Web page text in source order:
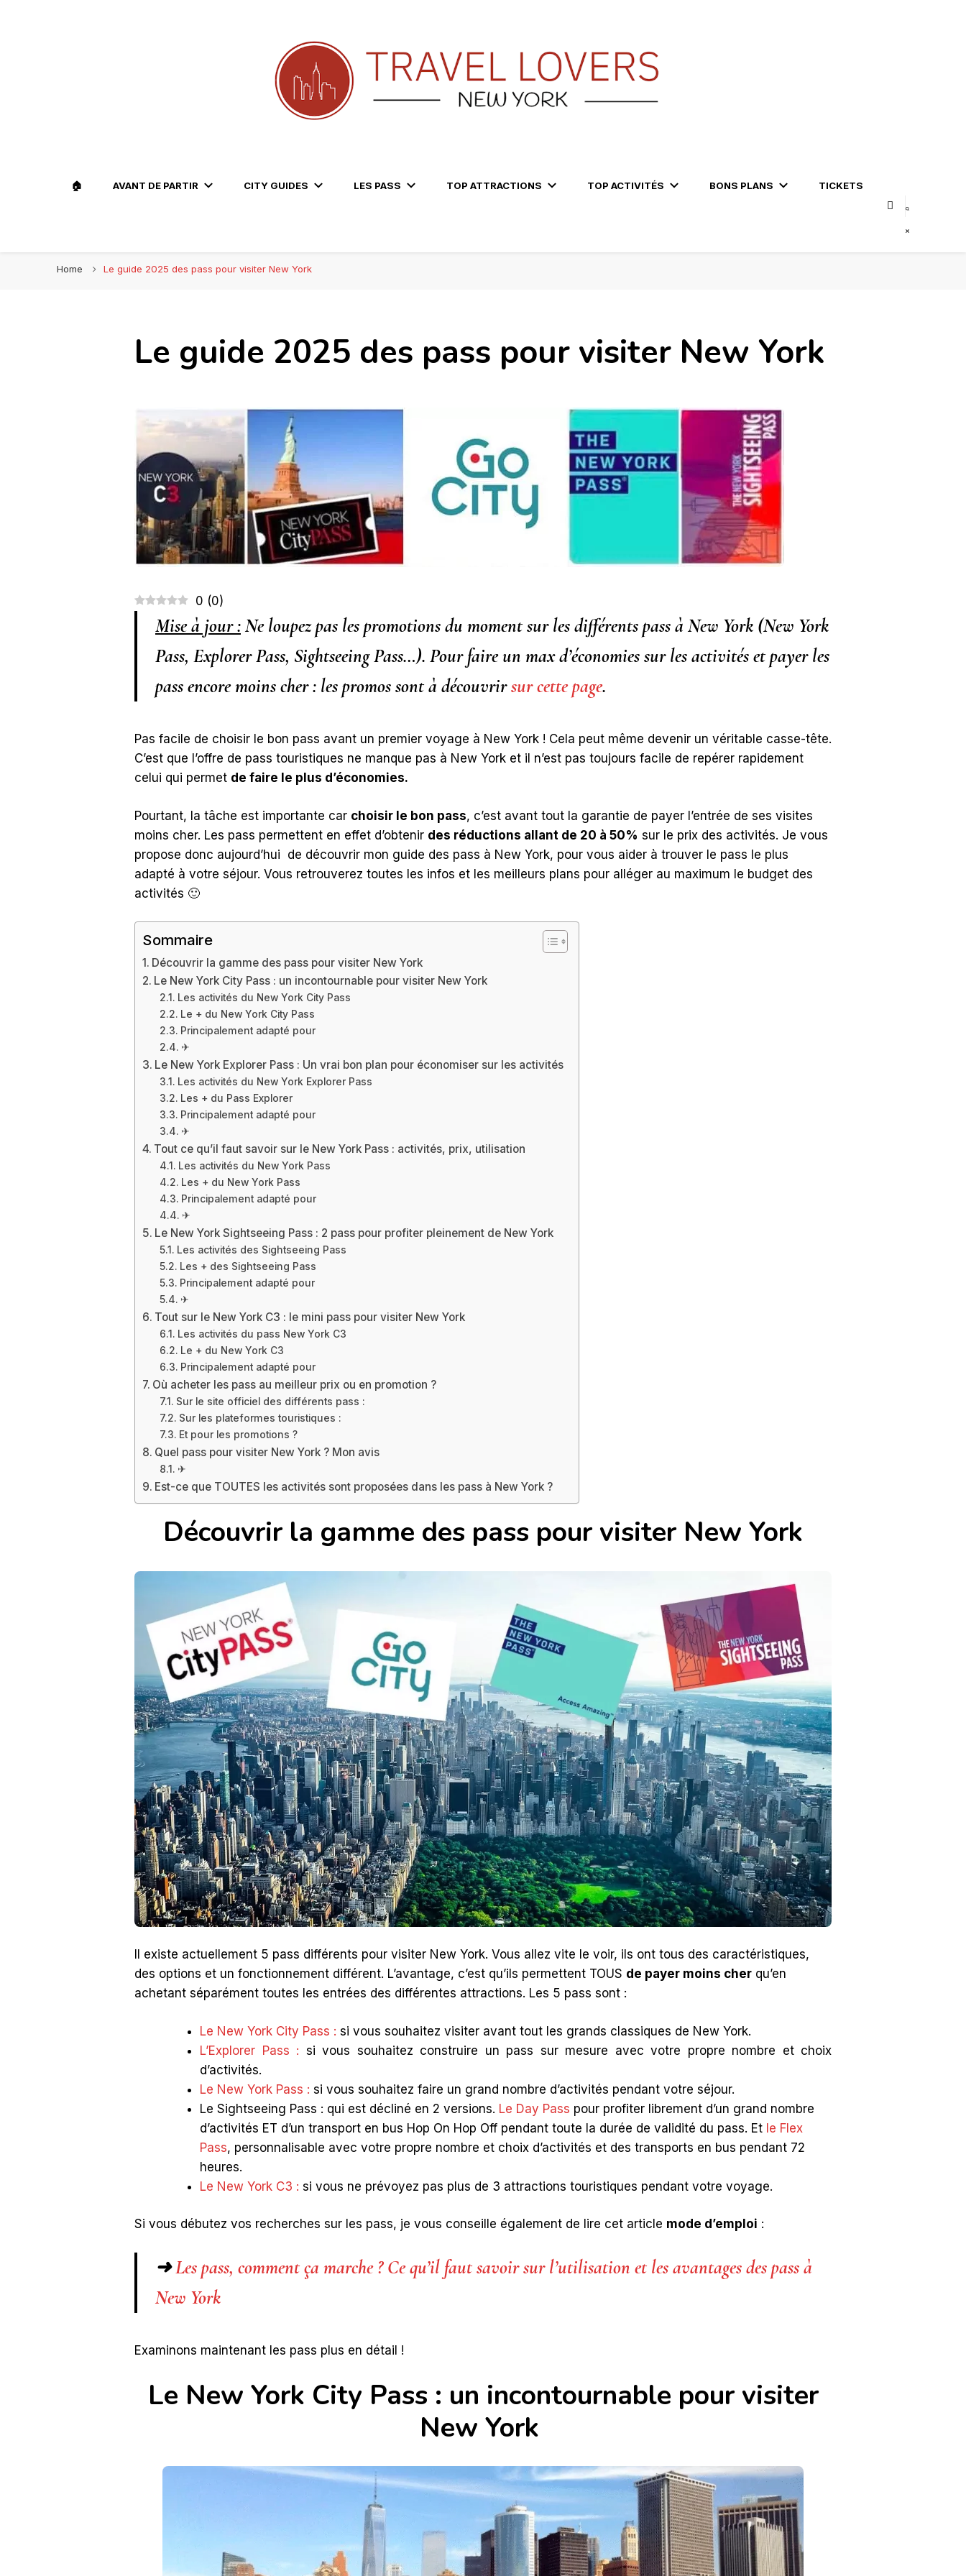
🏠 AVANT DE PARTIR CITY GUIDES LES PASS TOP ATTRACTIONS TOP ACTIVITÉS BONS PLANS TICKETS
Home Le guide 2025 des pass pour visiter New York
Le guide 2025 des pass pour visiter New York
0 (0)
Mise à jour:Ne loupez pas les promotionsdu momentsur les différents pass à New York (New York
Pass, Explorer Pass, Sightseeing Pass…). Pour faire un max d’économies sur les activités et payer les
pass encore moins cher : les promos sont à découvrirsur cette page.
Pas facile de choisir le bon pass avant un premier voyage à New York ! Cela peut même devenir un véritable casse-tête.
C’est que l’offre de pass touristiques ne manque pas à New York et il n’est pas toujours facile de repérer rapidement
celui qui permet de faire le plus d’économies.
Pourtant, la tâche est importante car choisir le bon pass, c’est avant tout la garantie de payer l’entrée de ses visites
moins cher. Les pass permettent en effet d’obtenir des réductions allant de 20 à 50% sur le prix des activités. Je vous
propose donc aujourd’hui de découvrir mon guide des pass à New York, pour vous aider à trouver le pass le plus
adapté à votre séjour. Vous retrouverez toutes les infos et les meilleurs plans pour alléger au maximum le budget des
activités 🙂
Sommaire
Découvrir la gamme des pass pour visiter New York
Le New York City Pass : un incontournable pour visiter New York
Les activités du New York City Pass
Le + du New York City Pass
Principalement adapté pour
✈
Le New York Explorer Pass : Un vrai bon plan pour économiser sur les activités
Les activités du New York Explorer Pass
Les + du Pass Explorer
Principalement adapté pour
✈
Tout ce qu’il faut savoir sur le New York Pass : activités, prix, utilisation
Les activités du New York Pass
Les + du New York Pass
Principalement adapté pour
✈
Le New York Sightseeing Pass : 2 pass pour profiter pleinement de New York
Les activités des Sightseeing Pass
Les + des Sightseeing Pass
Principalement adapté pour
✈
Tout sur le New York C3 : le mini pass pour visiter New York
Les activités du pass New York C3
Le + du New York C3
Principalement adapté pour
Où acheter les pass au meilleur prix ou en promotion ?
Sur le site officiel des différents pass :
Sur les plateformes touristiques :
Et pour les promotions ?
Quel pass pour visiter New York ? Mon avis
✈
Est-ce que TOUTES les activités sont proposées dans les pass à New York ?
Découvrir la gamme des pass pour visiter New York
Il existe actuellement 5 pass différents pour visiter New York. Vous allez vite le voir, ils ont tous des caractéristiques,
des options et un fonctionnement différent. L’avantage, c’est qu’ils permettent TOUS de payer moins cher qu’en
achetant séparément toutes les entrées des différentes attractions. Les 5 pass sont :
Le New York City Pass : si vous souhaitez visiter avant tout les grands classiques de New York.
L’Explorer Pass : si vous souhaitez construire un pass sur mesure avec votre propre nombre et choix
d’activités.
Le New York Pass : si vous souhaitez faire un grand nombre d’activités pendant votre séjour.
Le Sightseeing Pass : qui est décliné en 2 versions. Le Day Pass pour profiter librement d’un grand nombre
d’activités ET d’un transport en bus Hop On Hop Off pendant toute la durée de validité du pass. Et le Flex
Pass, personnalisable avec votre propre nombre et choix d’activités et des transports en bus pendant 72
heures.
Le New York C3 : si vous ne prévoyez pas plus de 3 attractions touristiques pendant votre voyage.
Si vous débutez vos recherches sur les pass, je vous conseille également de lire cet article mode d’emploi :
➜Les pass, comment ça marche ? Ce qu’il faut savoir sur l’utilisation et les avantages des pass à
New York
Examinons maintenant les pass plus en détail !
Le New York City Pass : un incontournable pour visiter
New York